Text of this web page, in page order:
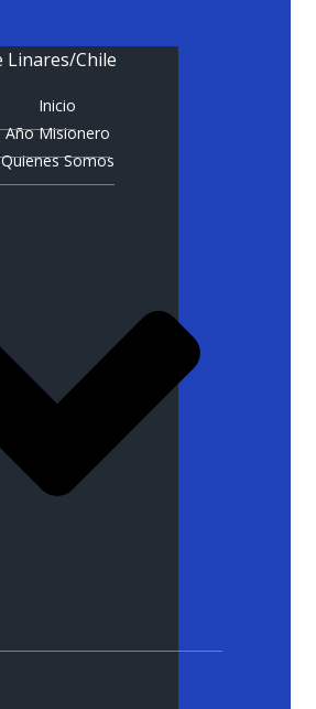
Linares/Chile
Inicio
Año Misionero
Quienes Somos